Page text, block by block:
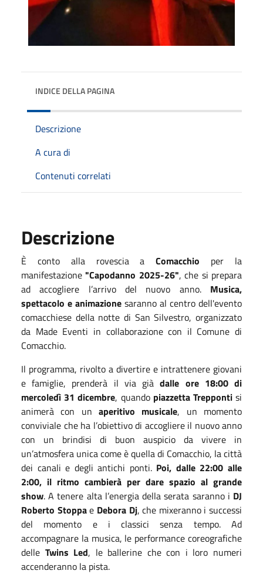
INDICE DELLA PAGINA
Descrizione
A cura di
Contenuti correlati
Descrizione
È conto alla rovescia aComacchio per la
manifestazione"Capodanno 2025-26", che si prepara
ad accogliere l’arrivo del nuovo anno.Musica,
spettacolo e animazione saranno al centro dell'evento
comacchiese della notte di San Silvestro, organizzato
da Made Eventi in collaborazione con il Comune di
Comacchio.
Il programma, rivolto a divertire e intrattenere giovani
e famiglie, prenderà il via giàdalle ore 18:00 di
mercoledì 31 dicembre, quando piazzetta Treppontisi
animerà con un aperitivo musicale, un momento
conviviale che ha l’obiettivo di accogliere il nuovo anno
con un brindisi di buon auspicio da vivere in
un’atmosfera unica come è quella di Comacchio, la città
dei canali e degli antichi ponti. Poi, dalle 22:00 alle
2:00, il ritmo cambierà per dare spazio al grande
show. A tenere alta l’energia della serata saranno i DJ
Roberto Stoppae Debora Dj, che mixeranno i successi
del momento e i classici senza tempo. Ad
accompagnare la musica, le performance coreografiche
delle Twins Led, le ballerine che con i loro numeri
accenderanno la pista.